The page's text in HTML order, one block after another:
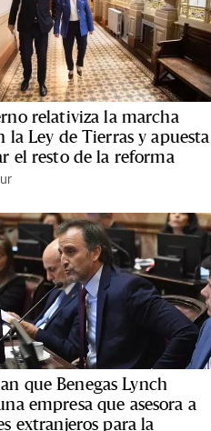
relativiza la marcha
la Ley de Tierras y apuesta
el resto de la reforma
que Benegas Lynch
empresa que asesora a
extranjeros para la